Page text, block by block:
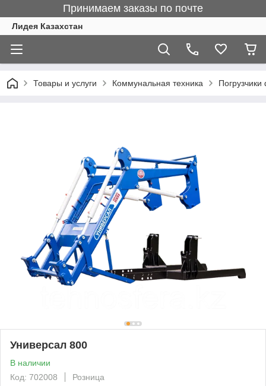
Принимаем заказы по почте
Лидея Казахстан
Товары и услуги Коммунальная техника
Универсал 800
В наличии
Код: 702008
Розница